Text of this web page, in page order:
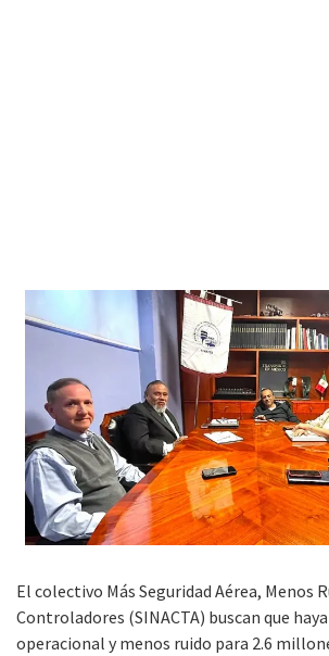
El colectivo Más Seguridad Aérea, Menos
Controladores (SINACTA) buscan que
operacional y menos ruido para 2.6